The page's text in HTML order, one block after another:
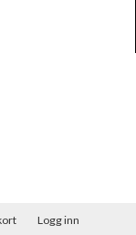
Logg inn